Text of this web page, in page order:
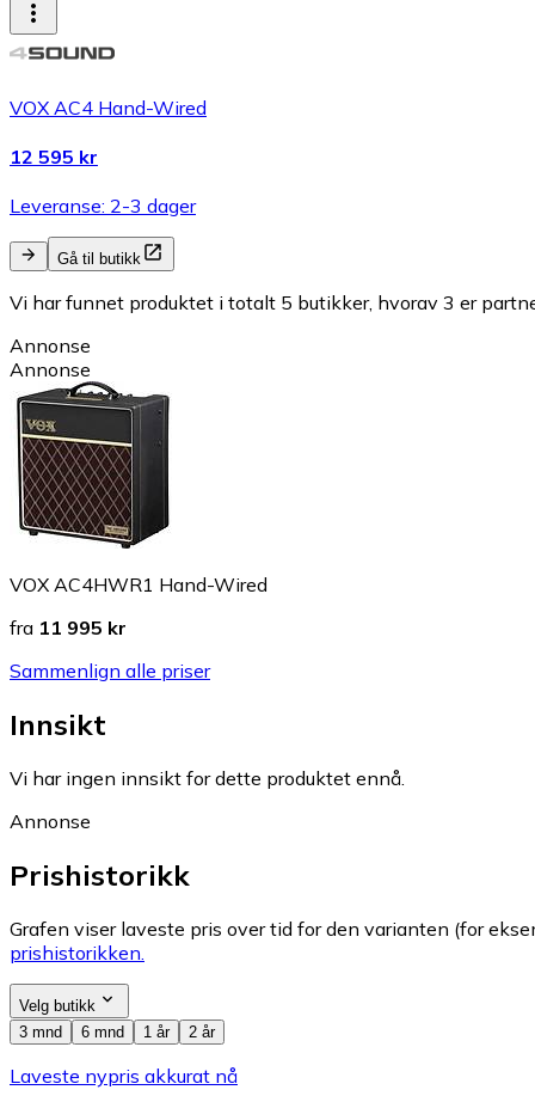
VOX AC4 Hand-Wired
12 595 kr
Leveranse: 2-3 dager
Gå til butikk
Vi har funnet produktet i totalt 5 butikker, hvorav 3 er
Annonse
Annonse
VOX AC4HWR1 Hand-Wired
fra 11 995 kr
Sammenlign alle priser
Innsikt
Vi har ingen innsikt for dette produktet ennå.
Annonse
Prishistorikk
Grafen viser laveste pris over tid for den varianten (for
prishistorikken.
Velg butikk
3 mnd
6 mnd 1 år 2 år
Laveste nypris akkurat nå